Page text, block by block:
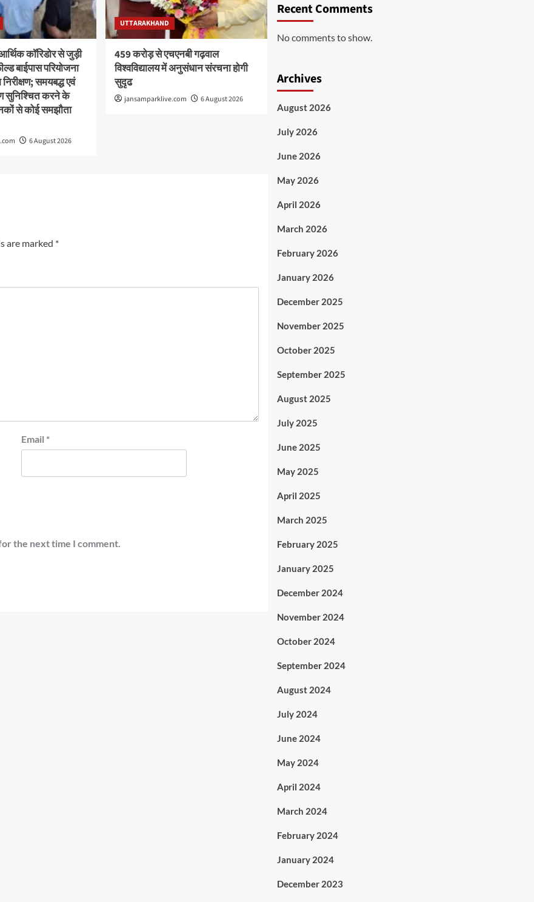
कॉरिडोर से जुड़ी
बाईपास परियोजना
समयबद्ध एवं
सुनिश्चित करने के
से कोई समझौता
6 August 2026
UTTARAKHAND
459 करोड़ से एचएनबी गढ़वाल
विश्वविद्यालय में अनुसंधान संरचना होगी
सुदृढ
jansamparklive.com 6 August 2026
are marked *
Email *
the next time I comment.
Recent Comments
No comments to show.
Archives
August 2026
July 2026
June 2026
May 2026
April 2026
March 2026
February 2026
January 2026
December 2025
November 2025
October 2025
September 2025
August 2025
July 2025
June 2025
May 2025
April 2025
March 2025
February 2025
January 2025
December 2024
November 2024
October 2024
September 2024
August 2024
July 2024
June 2024
May 2024
April 2024
March 2024
February 2024
January 2024
December 2023